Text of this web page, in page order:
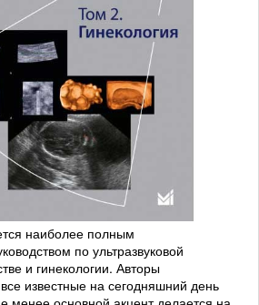
наиболее полным
по ультразвуковой
и гинекологии. Авторы
известные на сегодняшний день